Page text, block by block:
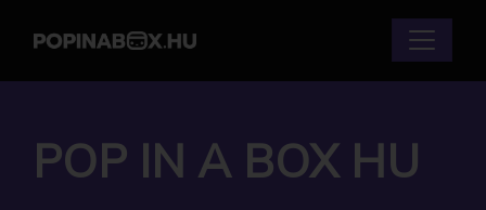
POP IN A BOX HU